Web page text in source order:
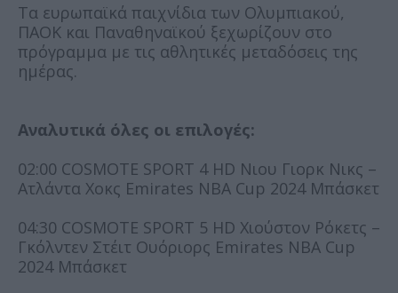
Τα ευρωπαϊκά παιχνίδια των Ολυμπιακού,
ΠΑΟΚ και Παναθηναϊκού ξεχωρίζουν στο
πρόγραμμα με τις αθλητικές μεταδόσεις της
ημέρας.
Αναλυτικά όλες οι επιλογές:
02:00 COSMOTE SPORT 4 HD Νιου Γιορκ Νικς –
Ατλάντα Χοκς Emirates NBA Cup 2024 Μπάσκετ
04:30 COSMOTE SPORT 5 HD Χιούστον Ρόκετς –
Γκόλντεν Στέιτ Ουόριορς Emirates NBA Cup
2024 Μπάσκετ